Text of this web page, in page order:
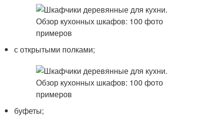
с открытыми полками;
буфеты;